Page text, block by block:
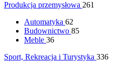
Produkcja przemysłowa 261
Automatyka 62
Budownictwo 85
Meble 36
Sport, Rekreacja i Turystyka 336